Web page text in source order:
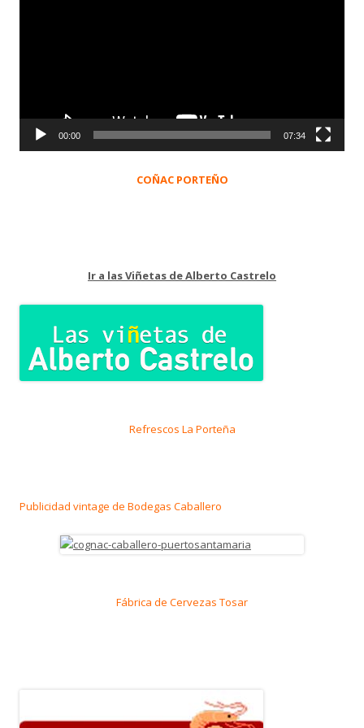
00:00 07:34
COÑAC PORTEÑO
Ir a las Viñetas de Alberto Castrelo
Refrescos La Porteña
Publicidad vintage de Bodegas Caballero
Fábrica de Cervezas Tosar